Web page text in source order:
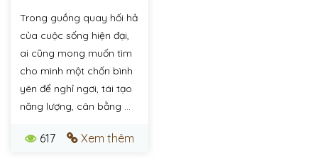
nghệ thuật
Trong guồng quay hối hả
của cuộc sống hiện đại,
ai cũng mong muốn tìm
cho mình một chốn bình
yên để nghỉ ngơi, tái tạo
năng lượng, cân bằng ...
617 Xem thêm